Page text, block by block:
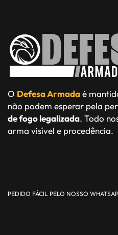
O Defesa Armadaé
não podem esperar pela
de fogo legalizada. Todo
arma visível e procedência.
PEDIDO FÁCIL PELO NOSSO